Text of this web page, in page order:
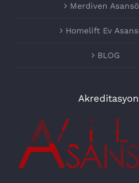
Merdiven
Homelift Ev
BLOG
Akreditasyon